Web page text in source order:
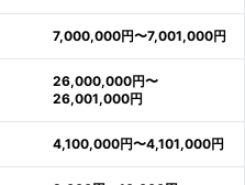
7,000,000円〜7,001,000円
26,000,000円〜
26,001,000円
4,100,000円〜4,101,000円